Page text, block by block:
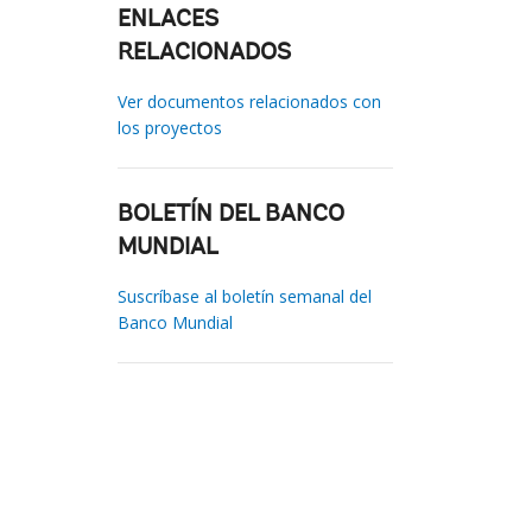
ENLACES
RELACIONADOS
Ver documentos relacionados con
los proyectos
BOLETÍN DEL BANCO
MUNDIAL
Suscríbase al boletín semanal del
Banco Mundial